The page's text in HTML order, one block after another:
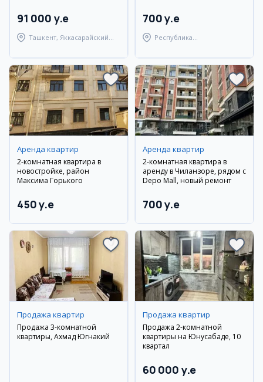
91 000 y.e
Ташкент, Яккасарайский
700 y.e
Республика
Берунийский район
Аренда квартир
2-комнатная квартира в
новостройке, район
Максима Горького
450 y.e
Аренда квартир
2-комнатная квартира в
аренду в Чиланзоре, рядом с
Depo Mall, новый ремонт
700 y.e
Продажа квартир
Продажа 3-комнатной
квартиры, Ахмад Югнакий
Продажа квартир
Продажа 2-комнатной
квартиры на Юнусабаде, 10
квартал
60 000 y.e